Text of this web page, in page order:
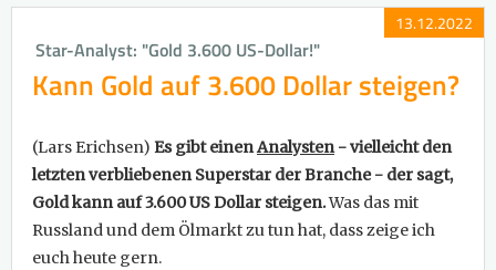
13.12.2022
Star-Analyst: "Gold 3.600 US-Dollar!"
Kann Gold auf 3.600 Dollar steigen?
(Lars Erichsen) Es gibt einenAnalysten- vielleicht den
letzten verbliebenen Superstar der Branche - der sagt,
Gold kann auf 3.600 US Dollar steigen.Was das mit
Russland und dem Ölmarkt zu tun hat, dass zeige ich
euch heute gern.